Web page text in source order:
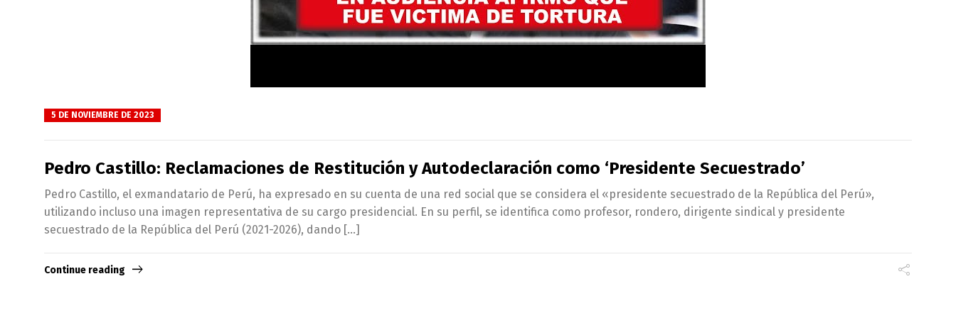
5 DE NOVIEMBRE DE 2023
Pedro Castillo: Reclamaciones de Restitución y Autodeclaración como ‘Presidente Secuestrado’
Pedro Castillo, el exmandatario de Perú, ha expresado en su cuenta de una red social que se considera el «presidente secuestrado de la República del Perú»,
utilizando incluso una imagen representativa de su cargo presidencial. En su perfil, se identifica como profesor, rondero, dirigente sindical y presidente
secuestrado de la República del Perú (2021-2026), dando […]
Continue reading